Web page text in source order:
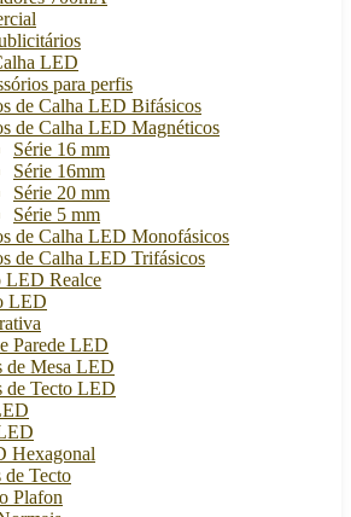
LED
para perfis
de Calha LED Bifásicos
de Calha LED Magnéticos
Série 16 mm
Série 16mm
Série 20 mm
Série 5 mm
de Calha LED Monofásicos
de Calha LED Trifásicos
LED Realce
LED
Parede LED
de Mesa LED
de Tecto LED
Hexagonal
de Tecto
Plafon